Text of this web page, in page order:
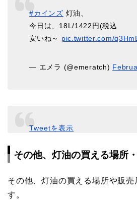
#カインズ 灯油、
今日は、18L/1422円(税込
安いね～ pic.twitter.com/
— エメラ (@emeratch)
Tweetを表示
その他、灯油の買える場所
その他、灯油の買える場所や販売
す。